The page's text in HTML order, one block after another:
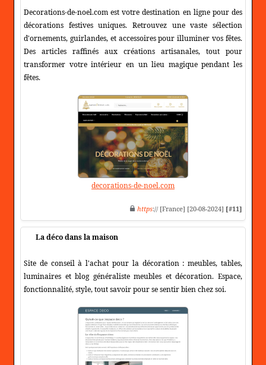
Decorations-de-noel.com est votre destination en ligne pour des
décorations festives uniques. Retrouvez une vaste sélection
d'ornements, guirlandes, et accessoires pour illuminer vos fêtes.
Des articles raffinés aux créations artisanales, tout pour
transformer votre intérieur en un lieu magique pendant les
fêtes.
decorations-de-noel.com
https:// [France] [20-08-2024] [#11]
La déco dans la maison
Site de conseil à l'achat pour la décoration : meubles, tables,
luminaires et blog généraliste meubles et décoration. Espace,
fonctionnalité, style, tout savoir pour se sentir bien chez soi.